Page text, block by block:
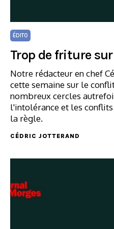
ÉDITO
Trop de friture
Notre rédacteur en chef
cette semaine sur le
nombreux cercles
l'intolérance et les
la règle.
CÉDRIC JOTTERAND